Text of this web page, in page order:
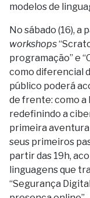
modelos de
No sábado (16), a
workshops
programação” e
como diferencial
público poderá
de frente: como
redefinindo a
primeira aventura
seus primeiros
partir das 19h,
linguagens que
“Segurança